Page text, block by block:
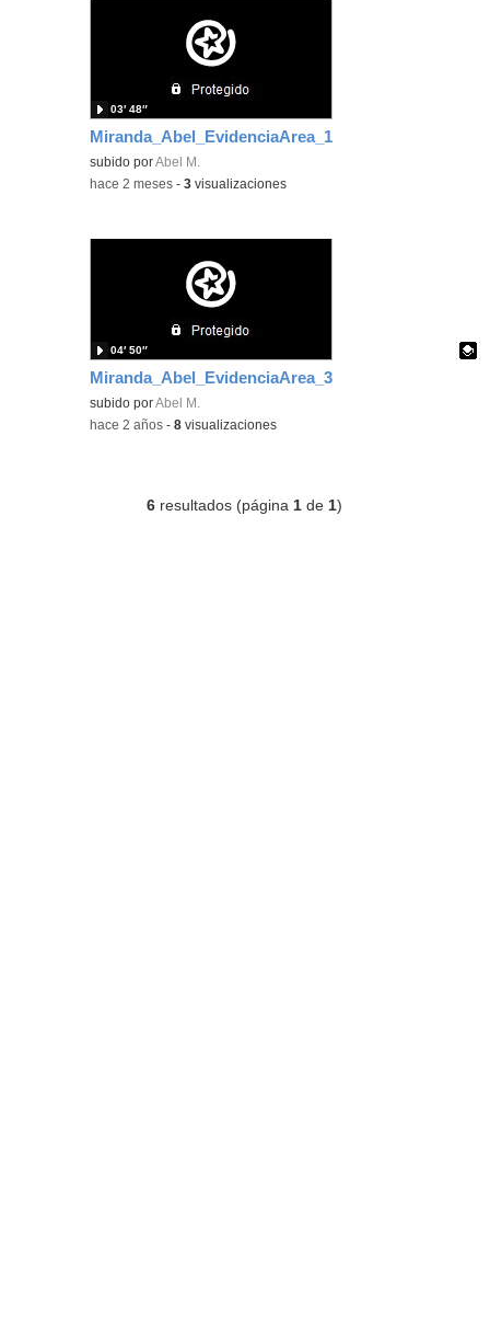
Miranda_Abel_EvidenciaArea_1
subido porAbel M.
03′ 48″
-hace 2 meses -3 visualizaciones
Miranda_Abel_EvidenciaArea_3
Contenido educativo.
subido porAbel M.
04′ 50″
-hace 2 años -8 visualizaciones
6 resultados (página 1 de 1)